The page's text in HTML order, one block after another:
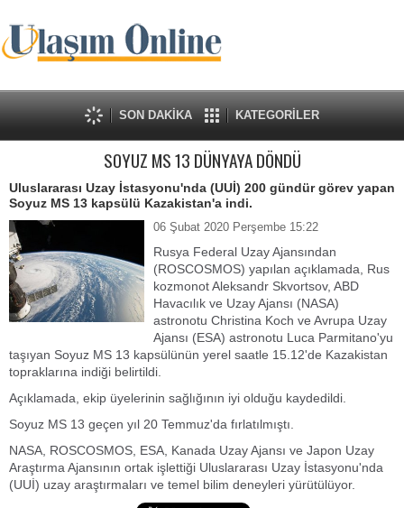
SON DAKİKA KATEGORİLER
SOYUZ MS 13 DÜNYAYA DÖNDÜ
Uluslararası Uzay İstasyonu'nda (UUİ) 200 gündür görev yapan
Soyuz MS 13 kapsülü Kazakistan'a indi.
06 Şubat 2020 Perşembe 15:22
Rusya Federal Uzay Ajansından
(ROSCOSMOS) yapılan açıklamada, Rus
kozmonot Aleksandr Skvortsov, ABD
Havacılık ve Uzay Ajansı (NASA)
astronotu Christina Koch ve Avrupa Uzay
Ajansı (ESA) astronotu Luca Parmitano'yu
taşıyan Soyuz MS 13 kapsülünün yerel saatle 15.12'de Kazakistan
topraklarına indiği belirtildi.
Açıklamada, ekip üyelerinin sağlığının iyi olduğu kaydedildi.
Soyuz MS 13 geçen yıl 20 Temmuz'da fırlatılmıştı.
NASA, ROSCOSMOS, ESA, Kanada Uzay Ajansı ve Japon Uzay
Araştırma Ajansının ortak işlettiği Uluslararası Uzay İstasyonu'nda
(UUİ) uzay araştırmaları ve temel bilim deneyleri yürütülüyor.